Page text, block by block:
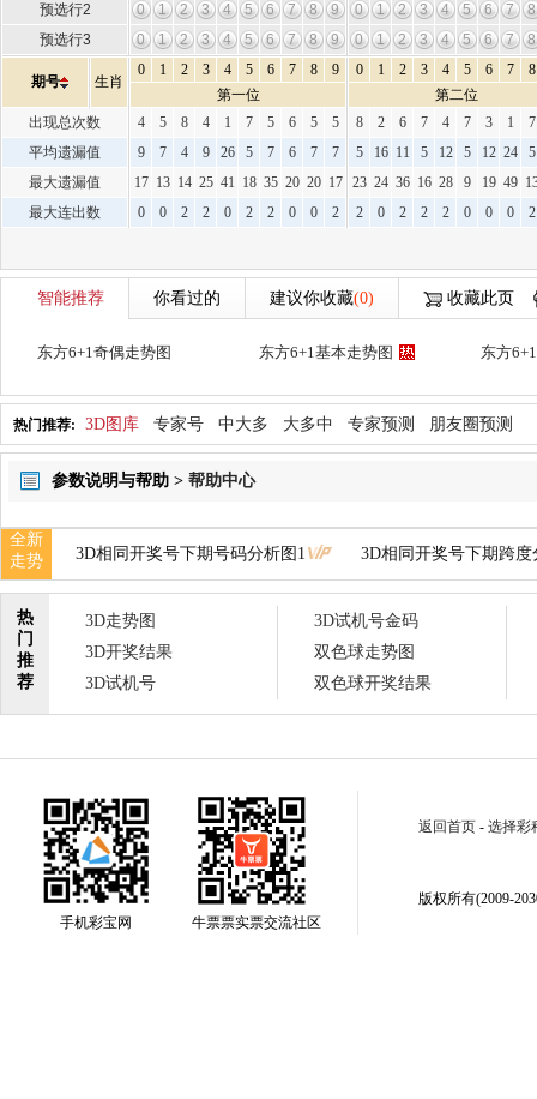
预选行2
0 1 2 3 4 5 6 7 8 9 0 1 2 3 4 5 6 7
8
预选行3
0 1 2 3 4 5 6 7 8 9 0 1 2 3 4 5 6 7 8
期号 生肖
0 1 2 3 4 5 6 7 8 9 0 1 2 3 4 5 6 7
8
第一位
第二位
出现总次数
4 5 8 4 1 7 5 6 5 5 8 2 6 7 4 7 3 1
7
平均遗漏值
9 7 4 9 26 5 7 6 7 7 5 16 11 5 12 5 12 24
5
最大遗漏值
17 13 14 25 41 18 35 20 20 17 23 24 36 16 28 9 19 49
最大连出数
0 0 2 2 0 2 2 0 0 2 2 0 2 2 2 0 0 0 2
智能推荐 你看过的 建议你收藏(0) 收藏此页
东方6+1奇偶走势图 东方6+1基本走势图 东方
热门推荐: 3D图库 专家号 中大多 大多中 专家预测 朋友圈预测
参数说明与帮助 > 帮助中心
全新
走势
3D相同开奖号下期号码分析图1 3D相同开奖号下期跨度
热
门
推
荐
3D走势图
3D开奖结果
3D试机号
3D试机号金码
双色球走势图
双色球开奖结果
手机彩宝网 牛票票实票交流社区
返回首页 - 选择彩
版权所有(2009-